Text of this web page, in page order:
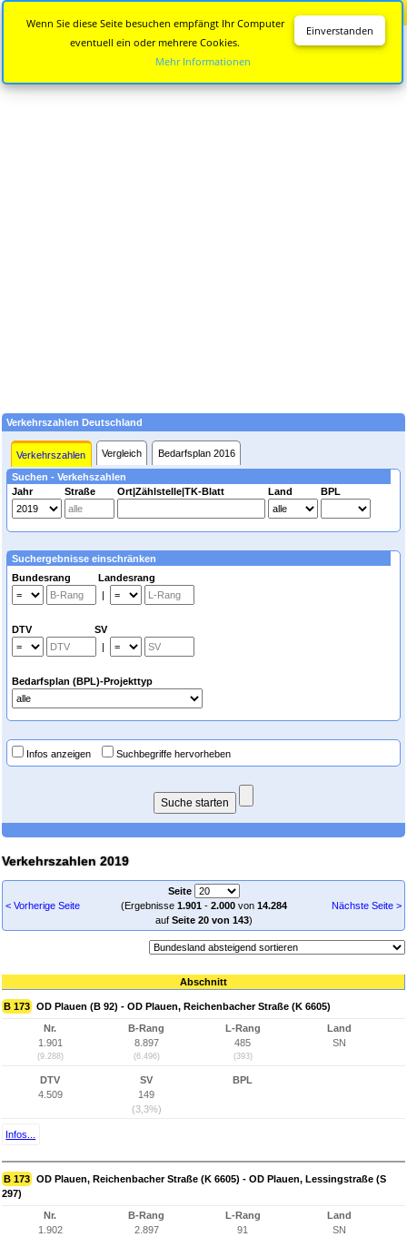
Verkehrszahlen Deutschland
Verkehrszahlen Vergleich Bedarfsplan 2016
Suchen - Verkehszahlen
Jahr
Straße Ort|Zählstelle|TK-Blatt Land BPL
Suchergebnisse einschränken
Bundesrang Landesrang
|
DTV SV
|
Bedarfsplan (BPL)-Projekttyp
Infos anzeigen Suchbegriffe hervorheben
Verkehrszahlen 2019
< Vorherige Seite
Seite
(Ergebnisse 1.901- 2.000von 14.284
auf Seite 20 von 143)
Nächste Seite >
Abschnitt
B 173 OD Plauen (B 92) - OD Plauen, Reichenbacher Straße (K 6605)
Nr.
1.901
(9.288)
B-Rang
8.897
(6.496)
L-Rang
485
(393)
Land
SN
DTV
4.509
SV
149
(3,3%)
BPL
Infos...
B 173 OD Plauen, Reichenbacher Straße (K 6605) - OD Plauen, Lessingstraße (S
297)
Nr.
1.902
B-Rang
2.897
L-Rang
91
Land
SN
Einverstanden
Wenn Sie diese Seite besuchen empfängt Ihr Computer
eventuell ein oder mehrere Cookies.
Mehr Informationen